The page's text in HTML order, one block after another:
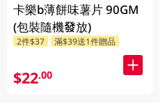
卡樂b薄餅味薯片 90GM
(包裝隨機發放)
2件$37 滿$39送1件贈品
$22.00